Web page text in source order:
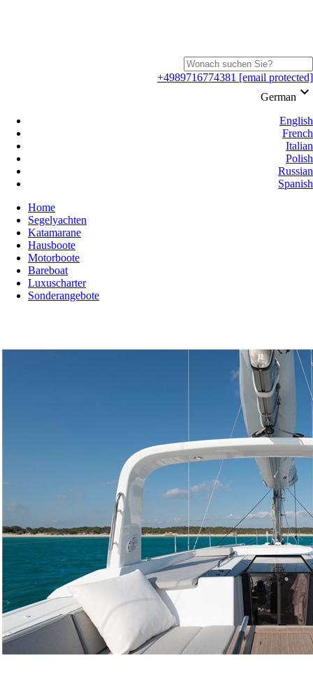
+4989716774381 [email protected]
German keyboard_arrow_down
English
French
Italian
Polish
Russian
Spanish
Home
Segelyachten
Katamarane
Hausboote
Motorboote
Bareboat
Luxuscharter
Sonderangebote